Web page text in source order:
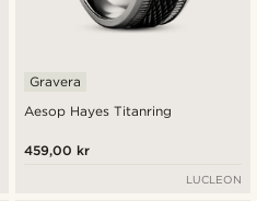
Aesop Hayes Titanring
Gravera
459,00 kr
LUCLEON